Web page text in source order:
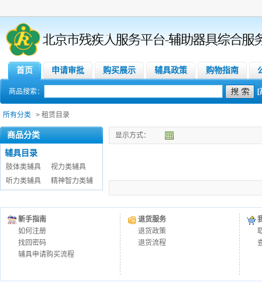
首页 申请审批 购买展示 辅具政策 购物指南
商品搜索： [
所有分类 > 租赁目录
商品分类
辅具目录
肢体类辅具
视力类辅具
听力类辅具
精神智力类辅
显示方式：
新手指南
如何注册
找回密码
辅具申请购买流程
退货服务
退货政策
退货流程